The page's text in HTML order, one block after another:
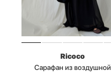
Ricoco
Сарафан из воздушной